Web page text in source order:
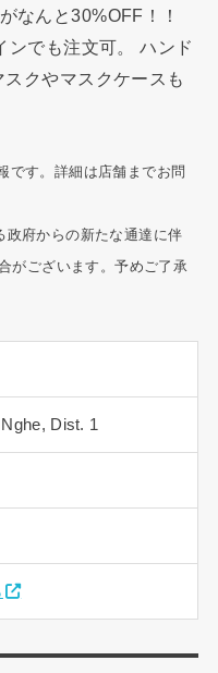
なんと30%OFF！！
ンでも注文可。 ハンド
クやマスクケースも
です。詳細は店舗までお問
府からの新たな通達に伴
がございます。予めご了承
Dist. 1